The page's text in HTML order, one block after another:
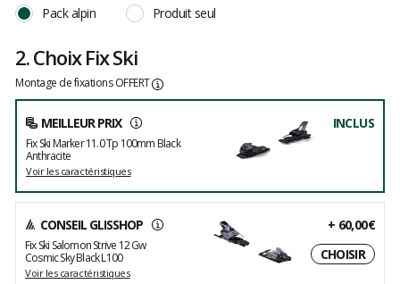
Pack alpin Produit seul
2. Choix Fix Ski
Montage de fixations OFFERT
MEILLEUR PRIX
Fix Ski Marker 11.0 Tp 100mm Black
Anthracite
Voir les caractéristiques
INCLUS
CONSEIL GLISSHOP
Fix Ski Salomon Strive 12 Gw
Cosmic Sky Black L100
Voir les caractéristiques
+ 60,00€
CHOISIR